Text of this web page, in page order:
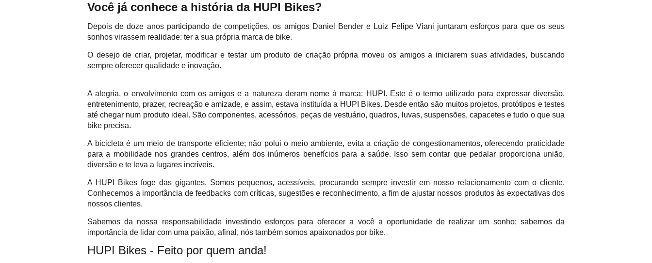
Você já conhece a história da HUPI Bikes?
Depois de doze anos participando de competições, os amigos Daniel Bender e Luiz Felipe Viani juntaram esforços para que os seus
sonhos virassem realidade: ter a sua própria marca de bike.
O desejo de criar, projetar, modificar e testar um produto de criação própria moveu os amigos a iniciarem suas atividades, buscando
sempre oferecer qualidade e inovação.
A alegria, o envolvimento com os amigos e a natureza deram nome à marca: HUPI. Este é o termo utilizado para expressar diversão,
entretenimento, prazer, recreação e amizade, e assim, estava instituída a HUPI Bikes. Desde então são muitos projetos, protótipos e testes
até chegar num produto ideal. São componentes, acessórios, peças de vestuário, quadros, luvas, suspensões, capacetes e tudo o que sua
bike precisa.
A bicicleta é um meio de transporte eficiente; não polui o meio ambiente, evita a criação de congestionamentos, oferecendo praticidade
para a mobilidade nos grandes centros, além dos inúmeros benefícios para a saúde. Isso sem contar que pedalar proporciona união,
diversão e te leva a lugares incríveis.
A HUPI Bikes foge das gigantes. Somos pequenos, acessíveis, procurando sempre investir em nosso relacionamento com o cliente.
Conhecemos a importância de feedbacks com críticas, sugestões e reconhecimento, a fim de ajustar nossos produtos às expectativas dos
nossos clientes.
Sabemos da nossa responsabilidade investindo esforços para oferecer a você a oportunidade de realizar um sonho; sabemos da
importância de lidar com uma paixão, afinal, nós também somos apaixonados por bike.
HUPI Bikes - Feito por quem anda!